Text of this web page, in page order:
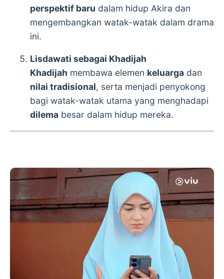
perspektif baru dalam hidup Akira dan
mengembangkan watak-watak dalam drama
ini.
Lisdawati sebagai Khadijah
Khadijah membawa elemen keluarga dan
nilai tradisional, serta menjadi penyokong
bagi watak-watak utama yang menghadapi
dilema besar dalam hidup mereka.